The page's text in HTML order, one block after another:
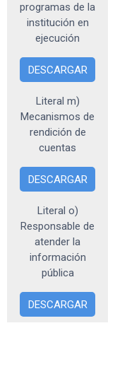
programas de la
institución en
ejecución
DESCARGAR
Literal m)
Mecanismos de
rendición de
cuentas
DESCARGAR
Literal o)
Responsable de
atender la
información
pública
DESCARGAR